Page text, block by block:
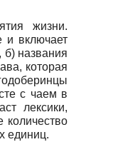
жизни.
и включает
названия
которая
с чаем в
лексики,
единиц.